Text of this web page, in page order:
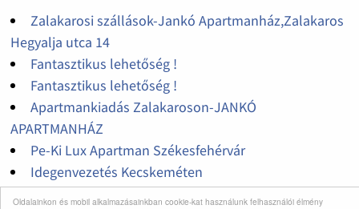
Oldalainkon és mobil alkalmazásainkban cookie-kat használunk felhasználói élmény
Zalakarosi szállások-Jankó Apartmanház,Zalakaros
Hegyalja utca 14
Fantasztikus lehetőség !
Fantasztikus lehetőség !
Apartmankiadás Zalakaroson-JANKÓ
APARTMANHÁZ
Pe-Ki Lux Apartman Székesfehérvár
Idegenvezetés Kecskeméten
Fantasztikus lehetőség !